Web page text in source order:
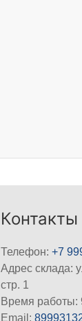
Контакты
Телефон:+7
Адрес склада:
стр. 1
Время работы:
Email: